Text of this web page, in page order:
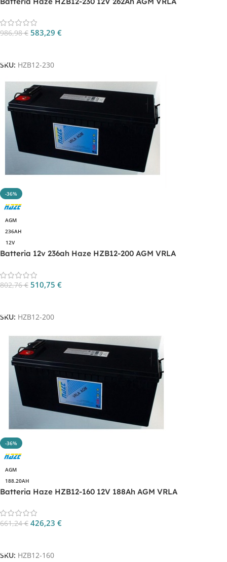
986,98€ 583,29 €
SKU: HZB12-230
-36%
AGM
236AH
12V
Batteria 12v 236ah Haze HZB12-200 AGM VRLA
802,76€ 510,75 €
SKU: HZB12-200
-36%
AGM
188.20AH
Batteria Haze HZB12-160 12V 188Ah AGM VRLA
661,24€ 426,23 €
SKU: HZB12-160